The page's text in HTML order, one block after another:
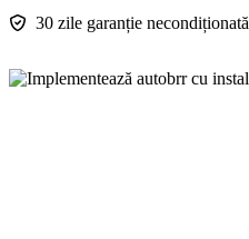
30 zile garanție necondiționată